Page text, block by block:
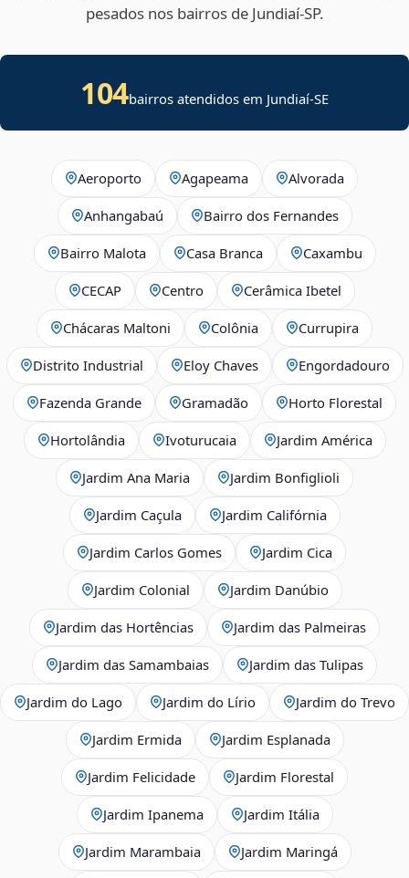
pesados nos bairros de Jundiaí‑SP.
104bairros atendidos em Jundiaí-SE
Aeroporto Agapeama Alvorada
Anhangabaú Bairro dos Fernandes
Bairro Malota Casa Branca Caxambu
CECAP Centro Cerâmica Ibetel
Chácaras Maltoni Colônia Currupira
Distrito Industrial Eloy Chaves Engordadouro
Fazenda Grande Gramadão Horto Florestal
Hortolândia Ivoturucaia Jardim América
Jardim Ana Maria Jardim Bonfiglioli
Jardim Caçula Jardim Califórnia
Jardim Carlos Gomes Jardim Cica
Jardim Colonial Jardim Danúbio
Jardim das Hortências Jardim das Palmeiras
Jardim das Samambaias Jardim das Tulipas
Jardim do Lago Jardim do Lírio Jardim do Trevo
Jardim Ermida Jardim Esplanada
Jardim Felicidade Jardim Florestal
Jardim Ipanema Jardim Itália
Jardim Marambaia Jardim Maringá